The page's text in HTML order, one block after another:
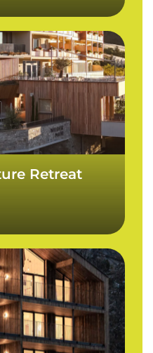
Retreat